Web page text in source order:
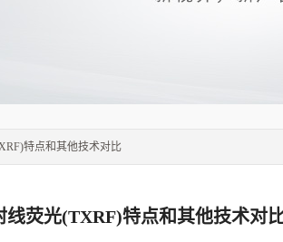
特点和其他技术对比
线荧光(TXRF)特点和其他技术对